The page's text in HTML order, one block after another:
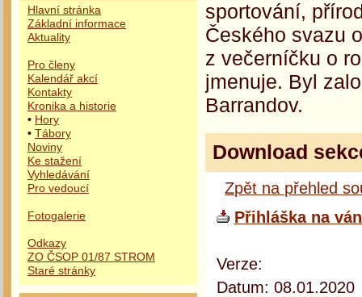
Hlavní stránka
Základní informace
Aktuality
Pro členy
Kalendář akcí
Kontakty
Kronika a historie
• Hory
• Tábory
Noviny
Ke stažení
Vyhledávání
Pro vedoucí
Fotogalerie
Odkazy
ZO ČSOP 01/87 STROM
Staré stránky
sportování,
Českého svazu
z večerníčku o
jmenuje. Byl
Barrandov.
Download
Zpět na přehled
Přihláška na
Verze:
Datum: 08.01.2020